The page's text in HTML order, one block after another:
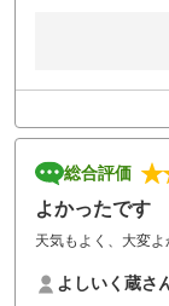
感じなのでしょうか
総合評価
よかったです
天気もよく、大変よ
よしいく蔵さ